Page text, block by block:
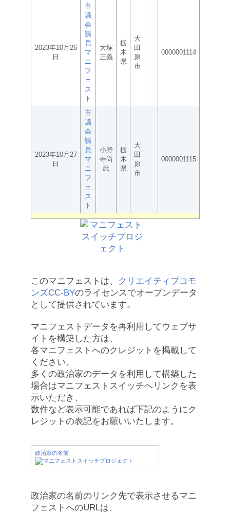
2023年10月26
日
市
議
会
議
員
マ
ニ
フ
ェ
ス
ト
大塚
正義
栃
木
県
大
田
原
市
0000001114
2023年10月27
日
市
議
会
議
員
マ
ニ
フ
ェ
ス
ト
小野
寺尚
武
栃
木
県
大
田
原
市
0000001115
このマニフェストは、
クリエイティブコモ
ンズCC-BYのライセンスでオープンデータ
として提供されています。
マニフェストデータを再利用してウェブサ
イトを構築した方は、
各マニフェストへのクレジットを掲載して
ください。
多くの政治家のデータを利用して構築した
場合はマニフェストスイッチへリンクを表
示いただき、
数件など表示可能であれば下記のようにク
レジットの表記をお願いいたします。
政治家の名前
政治家の名前のリンク先で表示させるマニ
フェストへのURLは、